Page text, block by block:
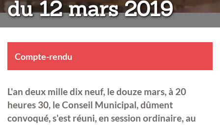
du 12 mars 2019
Compte-rendu
L'an deux mille dix neuf, le douze mars, à 20
heures 30, le Conseil Municipal, dûment
convoqué, s'est réuni, en session ordinaire, au